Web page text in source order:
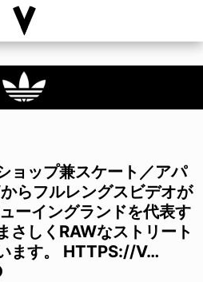
ョップ兼スケート／アパ
らフルレングスビデオが
ーイングランドを代表す
さしくRAWなストリート
ます。 HTTPS://V…